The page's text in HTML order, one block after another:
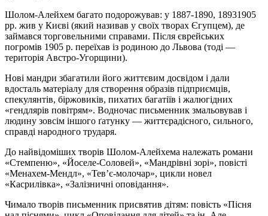
Шолом-Алейхем багато подорожував: у 1887-1890, 18931905
рр. жив у Києві (який називав у своїх творах Єгупцем), де
займався торговельними справами. Після єврейських
погромів 1905 р. переїхав із родиною до Львова (тоді —
територія Австро-Угорщини).
Нові мандри збагатили його життєвим досвідом і дали
вдосталь матеріалу для створення образів підприємців,
спекулянтів, біржовиків, пихатих багатіїв і жалюгідних
«гендлярів повітрям». Водночас письменник змальовував і
людину зовсім іншого ґатунку — життєрадісного, сильного,
справді народного трударя.
До найвідоміших творів Шолом-Алейхема належать романи
«Стемпеню», «Йоселе-Соловей», «Мандрівні зорі», повісті
«Менахем-Мендл», «Тев’є-молочар», цикли новел
«Касрилівка», «Залізничні оповідання».
Чимало творів письменник присвятив дітям: повість «Пісня